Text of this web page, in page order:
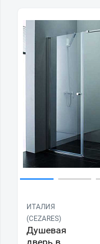
ИТАЛИЯ
(CEZARES)
Душевая